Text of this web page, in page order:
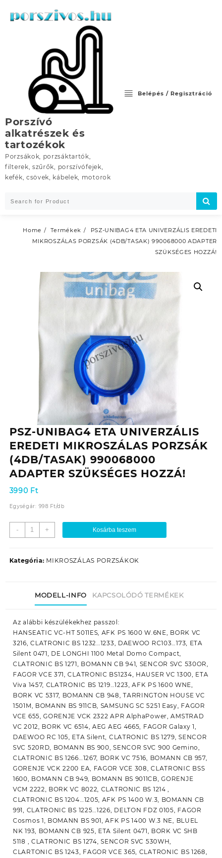
Porszívó
alkatrészek és
tartozékok
Porzsákok, porzsáktartók,
filterek, szűrők, porszívófejek,
kefék, csövek, kábelek, motorok
Belépés / Regisztráció
Home Termékek
PSZ-UNIBAG4 ETA UNIVERZÁLIS EREDETI
MIKROSZÁLAS PORZSÁK (4DB/TASAK) 990068000 ADAPTER
SZÜKSÉGES HOZZÁ!
PSZ-UNIBAG4 ETA UNIVERZÁLIS
EREDETI MIKROSZÁLAS PORZSÁK
(4DB/TASAK) 990068000
ADAPTER SZÜKSÉGES HOZZÁ!
3990 Ft
Egységár: 998 Ft/db
-
PSZ-
UNIBAG4
UNIVERZÁLIS
(4DB/TASAK)
ADAPTER
SZÜKSÉGES
HOZZÁ!
mennyiség
+ Kosárba teszem
Kategória: MIKROSZÁLAS PORZSÁKOK
MODELL-INFO KAPCSOLÓDÓ TERMÉKEK
Az alábbi készülékekhez passzol:
HANSEATIC VC-HT 5011ES, AFK PS 1600 W.6NE, BORK VC
3216, CLATRONIC BS 1232…1233, DAEWOO RC103…173, ETA
Silent 0471, DE LONGHI 1100 Metal Domo Compact,
CLATRONIC BS 1271, BOMANN CB 941, SENCOR SVC 530OR,
FAGOR VCE 371, CLATRONIC BS1234, HAUSER VC 1300, ETA
Viva 1457, CLATRONIC BS 1219…1223, AFK PS 1600 WNE,
BORK VC 5317, BOMANN CB 948, TARRINGTON HOUSE VC
1501M, BOMANN BS 911CB, SAMSUNG SC 5251 Easy, FAGOR
VCE 655, GORENJE VCK 2322 APR AlphaPower, AMSTRAD
VC 2012, BORK VC 6514, AEG AEG 4665, FAGOR Galaxy 1,
DAEWOO RC 105, ETA Silent, CLATRONIC BS 1279, SENCOR
SVC 520RD, BOMANN BS 900, SENCOR SVC 900 Gemino,
CLATRONIC BS 1266…1267, BORK VC 7516, BOMANN CB 957,
GORENJE VCK 2200 EA, FAGOR VCE 308, CLATRONIC BSS
1600, BOMANN CB 949, BOMANN BS 9011CB, GORENJE
VCM 2222, BORK VC 8022, CLATRONIC BS 1214 ,
CLATRONIC BS 1204…1205, AFK PS 1400 W.3, BOMANN CB
991, CLATRONIC BS 1225…1226, DELTON FDZ 0105, FAGOR
Cosmos 1, BOMANN BS 901, AFK PS 1400 W.3 NE, BLUEL
NK 193, BOMANN CB 925, ETA Silent 0471, BORK VC SHB
5118 , CLATRONIC BS 1274, SENCOR SVC 530WH,
CLARTONIC BS 1243, FAGOR VCE 365, CLATRONIC BS 1268,